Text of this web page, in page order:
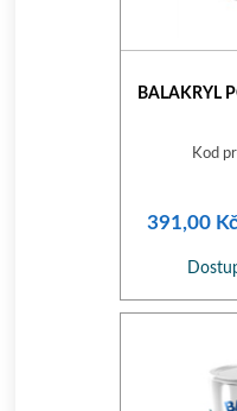
BALAKRYL
Kod
391,00 Kč